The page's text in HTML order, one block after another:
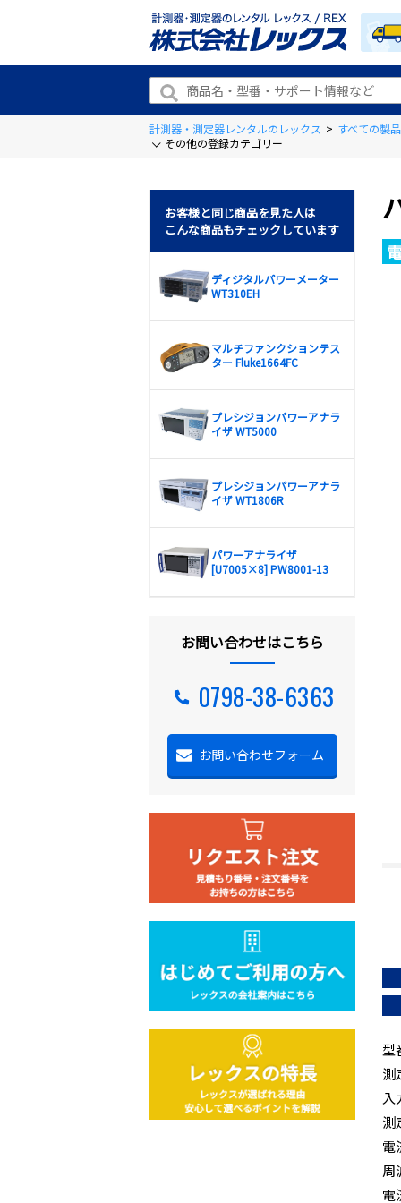
計測器・測定器レンタルのレックス > すべての製品
その他の登録カテゴリー
型
測
入
測
電
周
電
お客様と同じ商品を見た人は
こんな商品もチェックしています
ディジタルパワーメーター
WT310EH
マルチファンクションテス
ター Fluke1664FC
プレシジョンパワーアナラ
イザ WT5000
プレシジョンパワーアナラ
イザ WT1806R
パワーアナライザ
[U7005×8] PW8001-13
お問い合わせはこちら
0798-38-6363
お問い合わせフォーム